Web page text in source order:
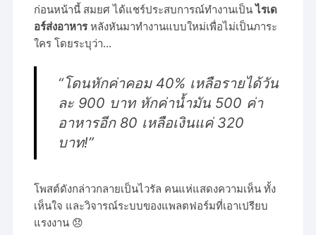
ก่อนหน้านี้ สมยศ ได้แชร์ประสบการณ์ทำงานเป็นไรเด
อร์ส่งอาหารหลังหันมาทำงานแบบใหม่เพื่อไม่เป็นภาระ
ใคร โดยระบุว่า…
“โดนหักค่าคอม 40% เหลือรายได้วัน
ละ 900 บาท หักค่าน้ำมัน 500 ค่า
อาหารอีก 80 เหลือเงินแค่ 320
บาท!”
โพสต์ดังกล่าวกลายเป็นไวรัล คนแห่แสดงความเห็น ทั้ง
เห็นใจ และวิจารณ์ระบบของแพลตฟอร์มที่เอาเปรียบ
แรงงาน 😞